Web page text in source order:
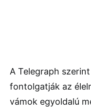
A Telegraph
fontolgatják az
vámok egyoldalú